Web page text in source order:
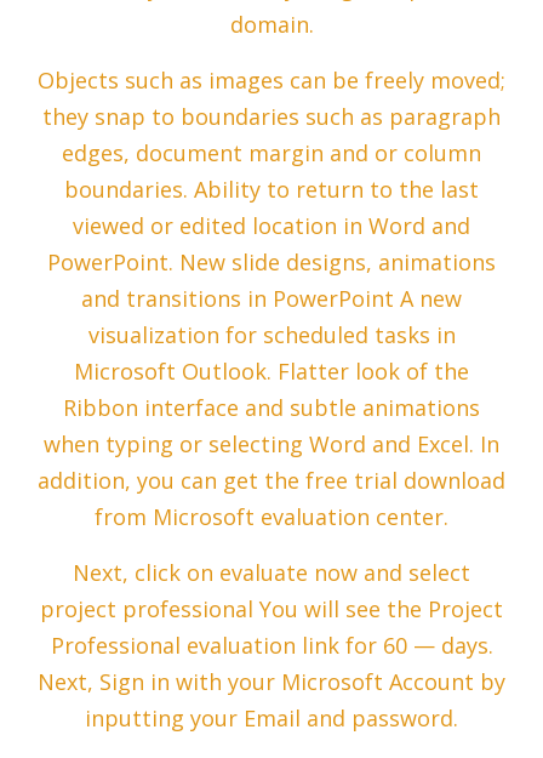
domain.
Objects such as images can be freely moved;
they snap to boundaries such as paragraph
edges, document margin and or column
boundaries. Ability to return to the last
viewed or edited location in Word and
PowerPoint. New slide designs, animations
and transitions in PowerPoint A new
visualization for scheduled tasks in
Microsoft Outlook. Flatter look of the
Ribbon interface and subtle animations
when typing or selecting Word and Excel. In
addition, you can get the free trial download
from Microsoft evaluation center.
Next, click on evaluate now and select
project professional You will see the Project
Professional evaluation link for 60 — days.
Next, Sign in with your Microsoft Account by
inputting your Email and password.